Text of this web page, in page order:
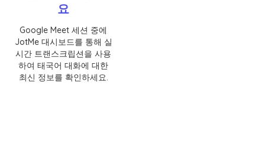
요
Google Meet 세션 중에
JotMe 대시보드를 통해 실
시간 트랜스크립션을 사용
하여 태국어 대화에 대한
최신 정보를 확인하세요.